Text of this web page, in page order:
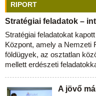
RIPORT
Stratégiai feladatok –
Stratégiai feladatokat
Központ, amely a Nemzeti
földügyek, az osztatlan
mellett erdészeti
A jövő